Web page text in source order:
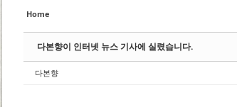
Home
다본향이 인터넷 뉴스 기사에 실렸습니다.
다본향